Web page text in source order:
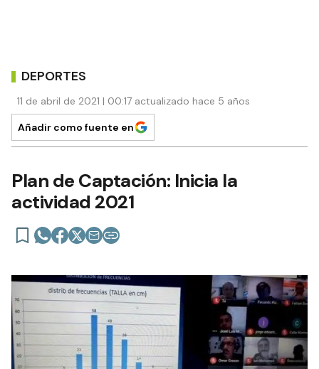
DEPORTES
11 de abril de 2021 | 00:17 actualizado hace 5 años
Añadir como fuente en
Plan de Captación: Inicia la
actividad 2021